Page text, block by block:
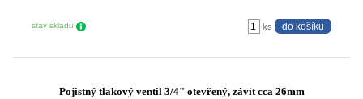
stav skladu ks
Pojistný tlakový ventil 3/4" otevřený, závit cca 26mm